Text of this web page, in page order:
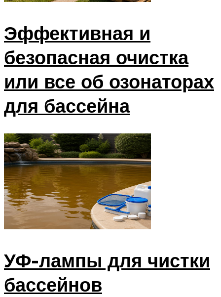
Эффективная и
безопасная очистка
или все об озонаторах
для бассейна
УФ-лампы для чистки
бассейнов